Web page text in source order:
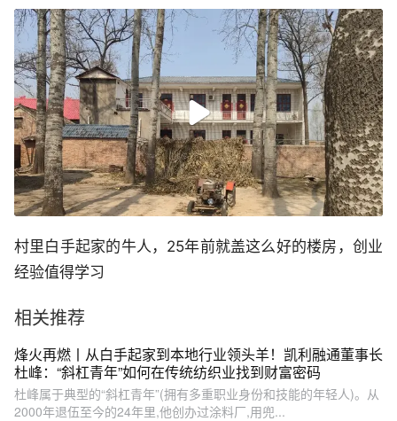
村里白手起家的牛人，25年前就盖这么好的楼房，创业
经验值得学习
相关推荐
烽火再燃丨从白手起家到本地行业领头羊！凯利融通董事长
杜峰：“斜杠青年”如何在传统纺织业找到财富密码
杜峰属于典型的“斜杠青年”(拥有多重职业身份和技能的年轻人)。从
2000年退伍至今的24年里,他创办过涂料厂,用兜...